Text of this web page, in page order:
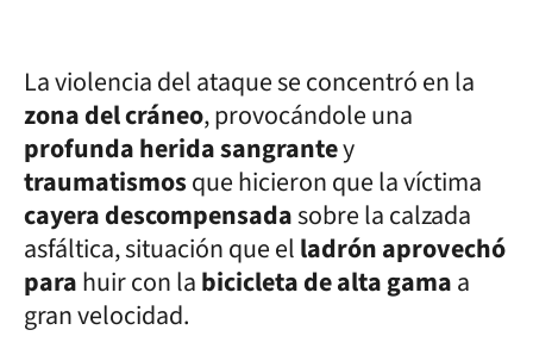
La violencia del ataque se concentró en la
zona del cráneo, provocándole una
profunda herida sangrantey
traumatismosque hicieron que la víctima
cayera descompensadasobre la calzada
asfáltica, situación que elladrón aprovechó
parahuir con labicicleta de alta gamaa
gran velocidad.